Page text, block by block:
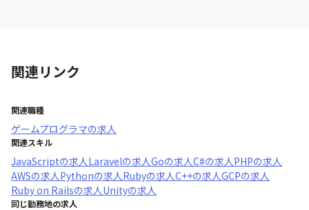
関連リンク
関連職種
ゲームプログラマの求人
関連スキル
JavaScriptの求人Laravelの求人Goの求人C#の求人PHPの求人
AWSの求人Pythonの求人Rubyの求人C++の求人GCPの求人
Ruby on Railsの求人Unityの求人
同じ勤務地の求人